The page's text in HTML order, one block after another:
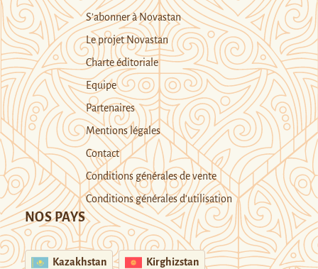
S’abonner à Novastan
Le projet Novastan
Charte éditoriale
Equipe
Partenaires
Mentions légales
Contact
Conditions générales de vente
Conditions générales d’utilisation
NOS PAYS
Kazakhstan Kirghizstan